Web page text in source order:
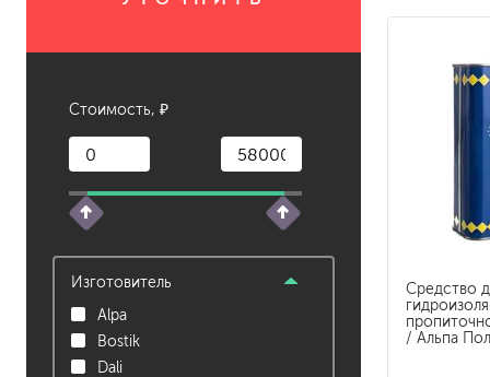
растворители, уайт-
средства от плесени
преобразователи
средства от высолов и
средства для снятия
смывка для эпоксидной
очиститель силикона
удалитель наклеек
гидроизоляция
затирка для плитки
Стоимость, ₽
Изготовитель
Alpa
Bostik
Dali
Средство
/ Альпа